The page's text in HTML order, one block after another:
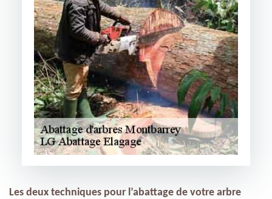
Les deux techniques pour l’abattage de votre arbre